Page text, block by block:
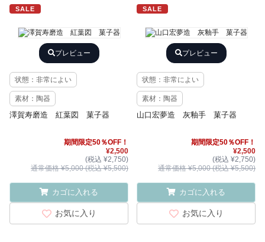
SALE
プレビュー
状態：非常によい
素材：陶器
澤賀寿磨造 紅葉図 菓子器
期間限定50％OFF！
¥2,500
(税込 ¥2,750)
通常価格 ¥5,000 (税込 ¥5,500)
カゴに入れる
お気に入り
SALE
プレビュー
状態：非常によい
素材：陶器
山口宏夢造 灰釉手 菓子器
期間限定50％OFF！
¥2,500
(税込 ¥2,750)
通常価格 ¥5,000 (税込 ¥5,500)
カゴに入れる
お気に入り